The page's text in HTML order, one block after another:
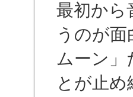
最初から
うのが
ムーン」
とが止